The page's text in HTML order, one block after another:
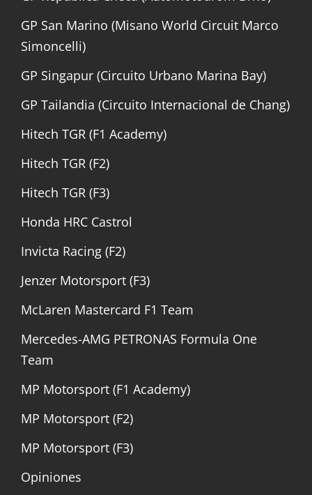
GP San Marino (Misano World Circuit Marco
Simoncelli)
GP Singapur (Circuito Urbano Marina Bay)
GP Tailandia (Circuito Internacional de Chang)
Hitech TGR (F1 Academy)
Hitech TGR (F2)
Hitech TGR (F3)
Honda HRC Castrol
Invicta Racing (F2)
Jenzer Motorsport (F3)
McLaren Mastercard F1 Team
Mercedes-AMG PETRONAS Formula One
Team
MP Motorsport (F1 Academy)
MP Motorsport (F2)
MP Motorsport (F3)
Opiniones